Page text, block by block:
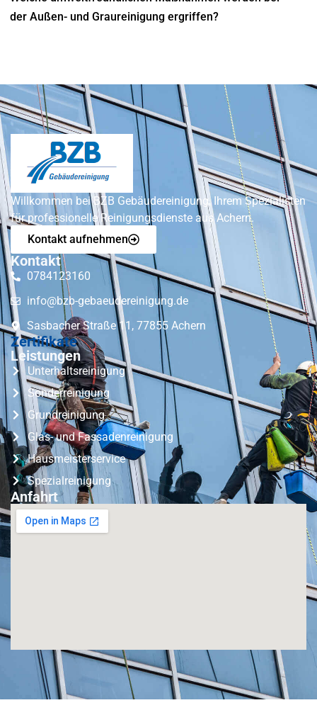
der Außen- und Graureinigung ergriffen?
Willkommen bei BZB Gebäudereinigung, Ihrem Spezialisten
für professionelle Reinigungsdienste aus Achern.
Kontakt aufnehmen
Kontakt
0784123160
info@bzb-gebaeudereinigung.de
Sasbacher Straße 11, 77855 Achern
Zertifikate
Leistungen
Unterhaltsreinigung
Sonderreinigung
Grundreinigung
Glas- und Fassadenreinigung
Hausmeisterservice
Spezialreinigung
Anfahrt